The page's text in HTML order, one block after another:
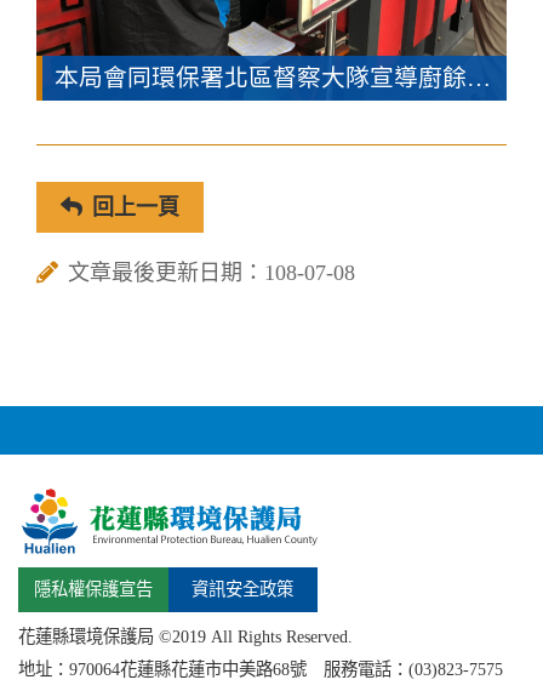
本局會同環保署北區督察大隊宣導廚餘去化作為(共5張)
回上一頁
文章最後更新日期：108-07-08
隱私權保護宣告 資訊安全政策
花蓮縣環境保護局 ©2019 All Rights Reserved.
地址： 970064花蓮縣花蓮市中美路68號 服務電話：(03)823-7575